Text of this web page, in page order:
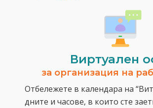
Виртуален
за организация на
Отбележете в календара на
дните и часове, в които сте